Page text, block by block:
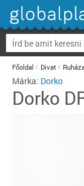
Főoldal Divat
Márka: Dorko
Dorko